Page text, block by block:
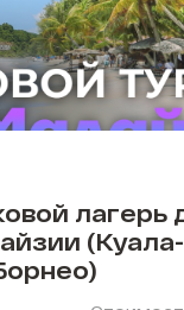
лагерь
(Куала-